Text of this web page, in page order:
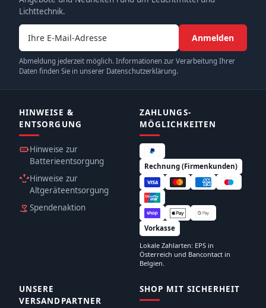
Lichttechnik.
E-Mail-Adresse
Anmelden
Abmeldung jederzeit möglich. Informationen zur Verarbeitung Ihrer
Daten finden Sie in unserer Datenschutzerklärung.
HINWEISE &
ENTSORGUNG
Hinweise zur
Batterieentsorgung
Hinweise zur
Altgeräteentsorgung
Spendenaktion
ZAHLUNGS­
MÖGLICHKEITEN
Rechnung (Firmenkunden)
Vorkasse
Lokale Zahlarten: EPS in
Österreich und Bancontact in
Belgien.
UNSERE
VERSANDPARTNER
SHOP MIT SICHERHEIT